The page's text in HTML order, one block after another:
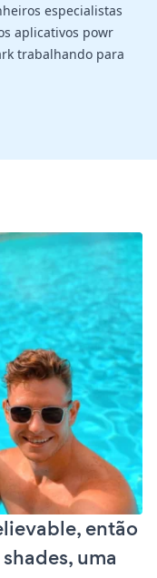
especialistas
aplicativos powr
trabalhando para
então
uma